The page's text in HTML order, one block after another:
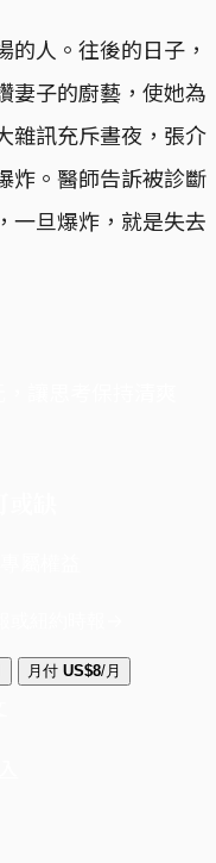
人。往後的日子，
妻子的廚藝，使她為
雜訊充斥晝夜，張介
炸。醫師告訴被診斷
一旦爆炸，就是失去
月付 US$8/月